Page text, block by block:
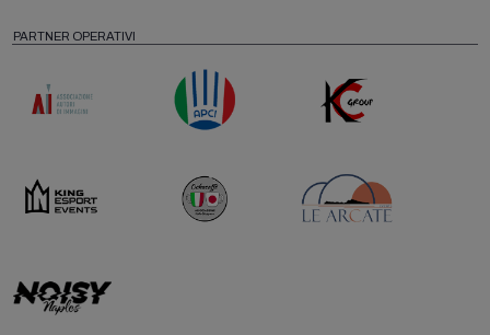
PARTNER OPERATIVI